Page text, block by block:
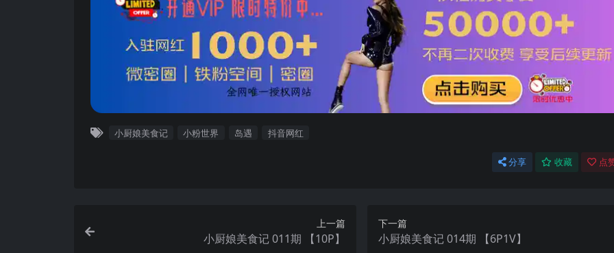
小厨娘美食记 小粉世界 岛遇 抖音网红
分享 收藏 点
上一篇
小厨娘美食记 011期 【10P】
下一篇
小厨娘美食记 014期 【6P1V】